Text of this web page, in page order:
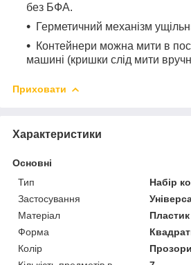
без БФА.
Герметичний механізм
Контейнери можна мити в
машині (кришки слід мити вручн
Приховати
Характеристики
Основні
Тип
Набір
Застосування
Матеріал
Пластик
Форма
Колір